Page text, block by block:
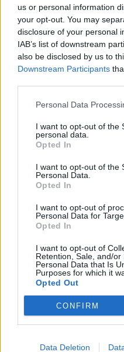
us or personal information
your opt-out. You may
disclosure of your personal
IAB’s list of downstream
also be disclosed by us to
Downstream Participants
Personal Data
I want to opt-out of the
personal data.
Opted In
I want to opt-out of the
Personal Data.
Opted In
I want to opt-out of
Personal Data for
Opted In
I want to opt-out of
Retention, Sale, and/or
Personal Data that Is
Purposes for which it
Opted Out
CONFIRM
Data Deletion
Καύσωνας και ξηρασία
και στην Κρήτη
16:39
Επίδομα 150 ευρώ ανά
πολιτών μέσω θαλάσσης
ΣΧΕΤΙΚA
Μια μεγάλη μουσική